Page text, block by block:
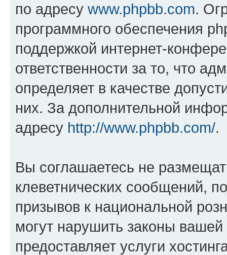
по адресу www.phpbb.com.
программного обеспечения
поддержкой интернет-
ответственности за то, что
определяет в качестве
них. За дополнительной
адресу http://www.phpbb.com/.
Вы соглашаетесь не
клеветнических сообщений,
призывов к национальной
могут нарушить законы
предоставляет услуги